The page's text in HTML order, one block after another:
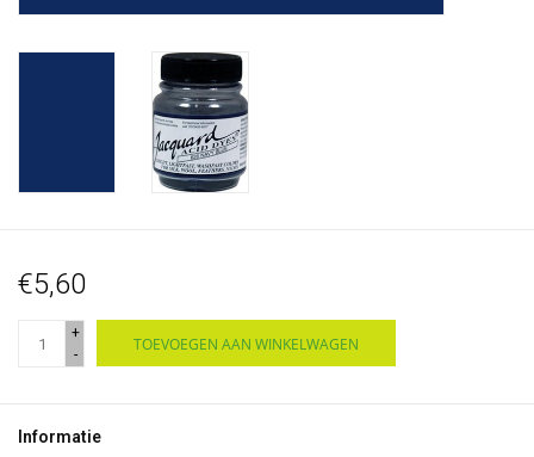
€5,60
+
-
TOEVOEGEN AAN WINKELWAGEN
Informatie